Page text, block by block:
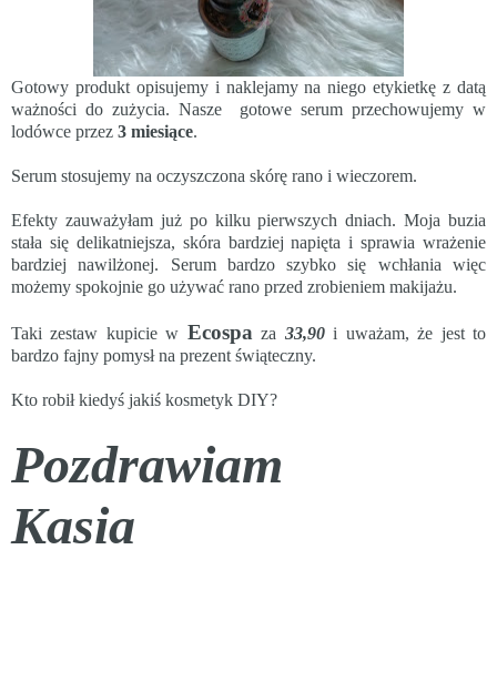
Gotowy produkt opisujemy i naklejamy na niego etykietkę z datą
ważności do zużycia. Nasze
gotowe serum przechowujemy w
lodówce przez 3 miesiące.
Serum stosujemy na oczyszczona skórę rano i wieczorem.
Efekty zauważyłam już po kilku pierwszych dniach. Moja buzia
stała się delikatniejsza, skóra bardziej napięta i sprawia wrażenie
bardziej nawilżonej. Serum bardzo szybko się wchłania więc
możemy spokojnie go używać rano przed zrobieniem makijażu.
Taki zestaw kupicie w Ecospa za 33,90i uważam, że jest to
bardzo fajny pomysł na prezent świąteczny.
Kto robił kiedyś jakiś kosmetyk DIY?
Pozdrawiam
Kasia